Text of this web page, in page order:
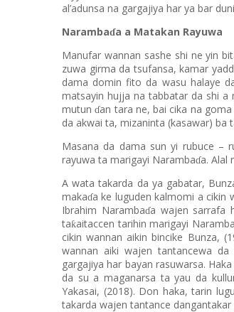
al’adunsa na gargajiya har ya bar
Narambaɗa a Matakan Rayuwa
Manufar wannan sashe shi ne yin
zuwa girma da tsufansa, kamar
dama domin fito da wasu halaye
matsayin hujja na tabbatar da shi a
mutunɗan tara ne, bai cika na
da akwai ta, mizaninta (kasawar) ba
Masana da dama sun yi rubuce –
rayuwa ta marigayi Narambaɗa. Alal
A wata takarda da ya gabatar,
makaɗa ke luguden kalmomi a cikin
Ibrahim Narambaɗa wajen sarrafa
taƙaitaccen tarihin marigayi Naramba
cikin wannan aikin bincike Bunza,
wannan aiki wajen tantancewa
gargajiya har bayan rasuwarsa.
da su a maganarsa ta yau da
Yakasai, (2018). Don haka, tarin
takarda wajen tantance